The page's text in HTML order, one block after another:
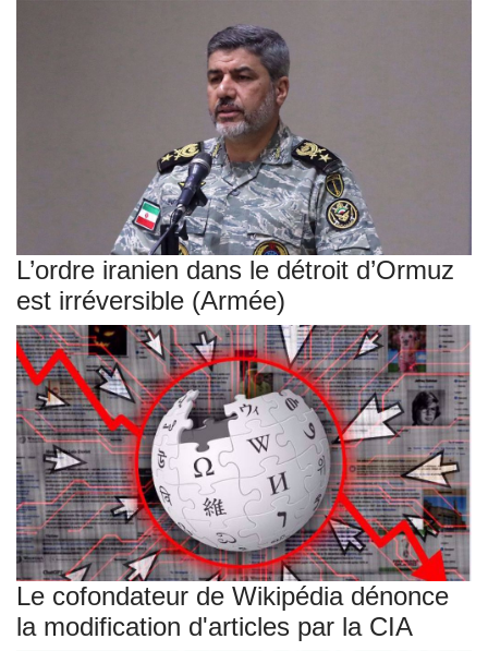
L’ordre iranien dans le détroit d’Ormuz
est irréversible (Armée)
Le cofondateur de Wikipédia dénonce
la modification d'articles par la CIA